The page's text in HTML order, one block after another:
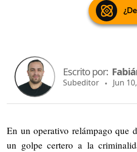
Escrito por:
Subeditor Jun
En un operativo relámpago que
un golpe certero a la